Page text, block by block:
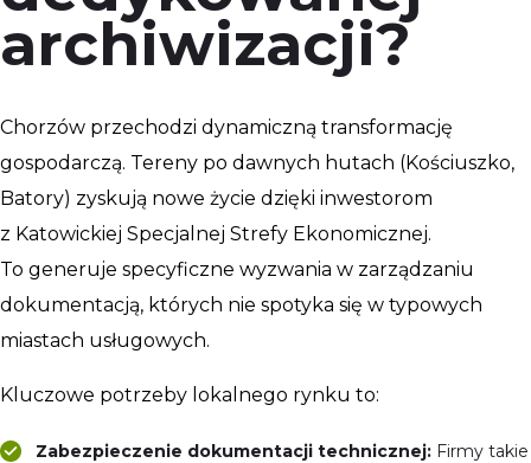
archiwizacji?
Chorzów przechodzi dynamiczną transformację
gospodarczą. Tereny po dawnych hutach (Kościuszko,
Batory) zyskują nowe życie dzięki inwestorom
z Katowickiej Specjalnej Strefy Ekonomicznej.
To generuje specyficzne wyzwania w zarządzaniu
dokumentacją, których nie spotyka się w typowych
miastach usługowych.
Kluczowe potrzeby lokalnego rynku to:
Zabezpieczenie dokumentacji technicznej: Firmy takie